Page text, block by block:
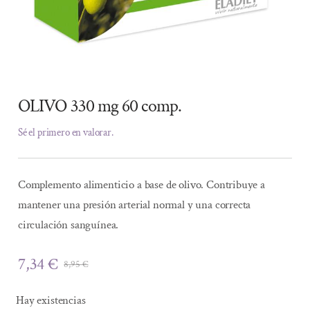
OLIVO 330 mg 60 comp.
Sé el primero en valorar.
Complemento alimenticio a base de olivo. Contribuye a
mantener una presión arterial normal y una correcta
circulación sanguínea.
8,95€El
7,34€
El
Hay existencias